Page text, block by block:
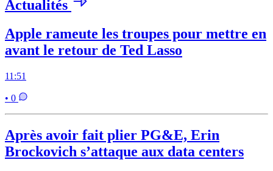
Actualités
Apple rameute les troupes pour mettre en
avant le retour de Ted Lasso
11:51
• 0
Après avoir fait plier PG&E, Erin
Brockovich s’attaque aux data centers